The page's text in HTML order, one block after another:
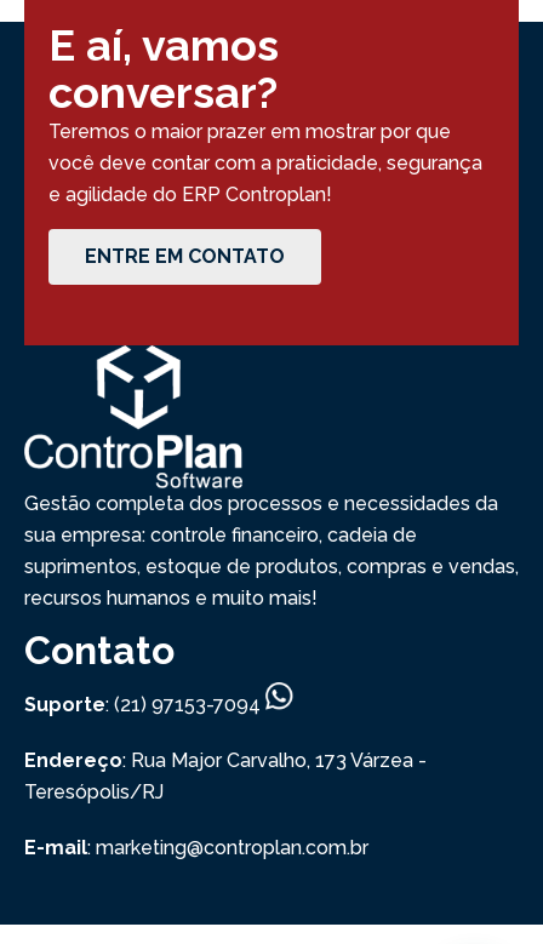
E aí, vamos
conversar?
Teremos o maior prazer em mostrar por que
você deve contar com a praticidade, segurança
e agilidade do ERP Controplan!
ENTRE EM CONTATO
Gestão completa dos processos e necessidades da
sua empresa: controle financeiro, cadeia de
suprimentos, estoque de produtos, compras e vendas,
recursos humanos e muito mais!
Contato
Suporte: (21) 97153-7094
Endereço: Rua Major Carvalho, 173 Várzea -
Teresópolis/RJ
E-mail: marketing@controplan.com.br